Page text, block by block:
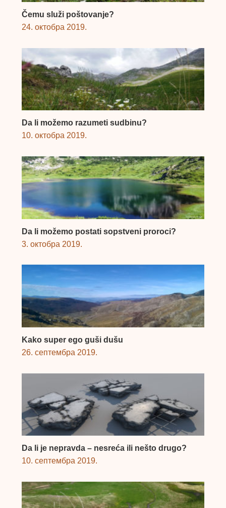
Čemu služi poštovanje?
24. октобра 2019.
Da li možemo razumeti sudbinu?
10. октобра 2019.
Da li možemo postati sopstveni proroci?
3. октобра 2019.
Kako super ego guši dušu
26. септембра 2019.
Da li je nepravda – nesreća ili nešto drugo?
10. септембра 2019.